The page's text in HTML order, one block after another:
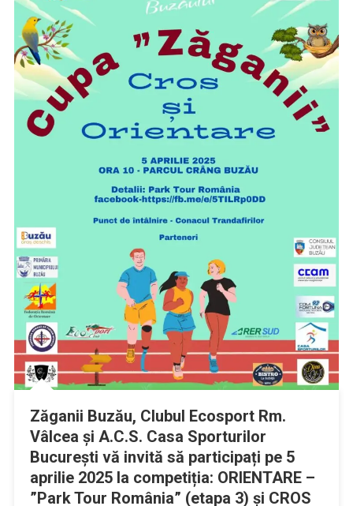
Zăganii Buzău, Clubul Ecosport Rm.
Vâlcea și A.C.S. Casa Sporturilor
București vă invită să participați pe 5
aprilie 2025 la competiția: ORIENTARE –
”Park Tour România” (etapa 3) și CROS